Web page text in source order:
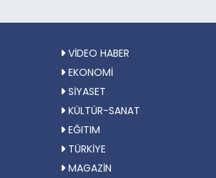
VİDEO HABER
EKONOMİ
SİYASET
KÜLTÜR-SANAT
EĞITIM
TÜRKİYE
MAGAZİN